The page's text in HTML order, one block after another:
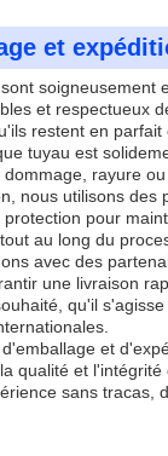
et
soigneusement
et respectueux
restent en parfait
tuyau est
rayure ou
nous utilisons des
pour
au long du
avec des
une livraison
qu'il
et
qualité et l'intégrité
sans tracas,